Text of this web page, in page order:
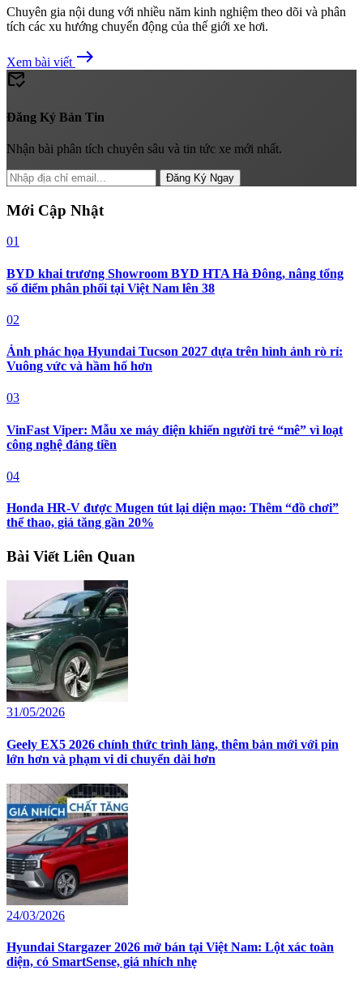
Chuyên gia nội dung với nhiều năm kinh nghiệm theo dõi và phân
tích các xu hướng chuyển động của thế giới xe hơi.
Xem bài viết east
mark_email_read
Đăng Ký Bản Tin
Nhận bài phân tích chuyên sâu và tin tức xe mới nhất.
Đăng Ký Ngay
Mới Cập Nhật
01
BYD khai trương Showroom BYD HTA Hà Đông, nâng tổng
số điểm phân phối tại Việt Nam lên 38
02
Ảnh phác họa Hyundai Tucson 2027 dựa trên hình ảnh rò rỉ:
Vuông vức và hầm hố hơn
03
VinFast Viper: Mẫu xe máy điện khiến người trẻ “mê” vì loạt
công nghệ đáng tiền
04
Honda HR-V được Mugen tút lại diện mạo: Thêm “đồ chơi”
thể thao, giá tăng gần 20%
Bài Viết Liên Quan
31/05/2026
Geely EX5 2026 chính thức trình làng, thêm bản mới với pin
lớn hơn và phạm vi di chuyển dài hơn
24/03/2026
Hyundai Stargazer 2026 mở bán tại Việt Nam: Lột xác toàn
diện, có SmartSense, giá nhích nhẹ